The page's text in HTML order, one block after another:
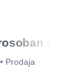
stan
blizu auto-
Prodaja